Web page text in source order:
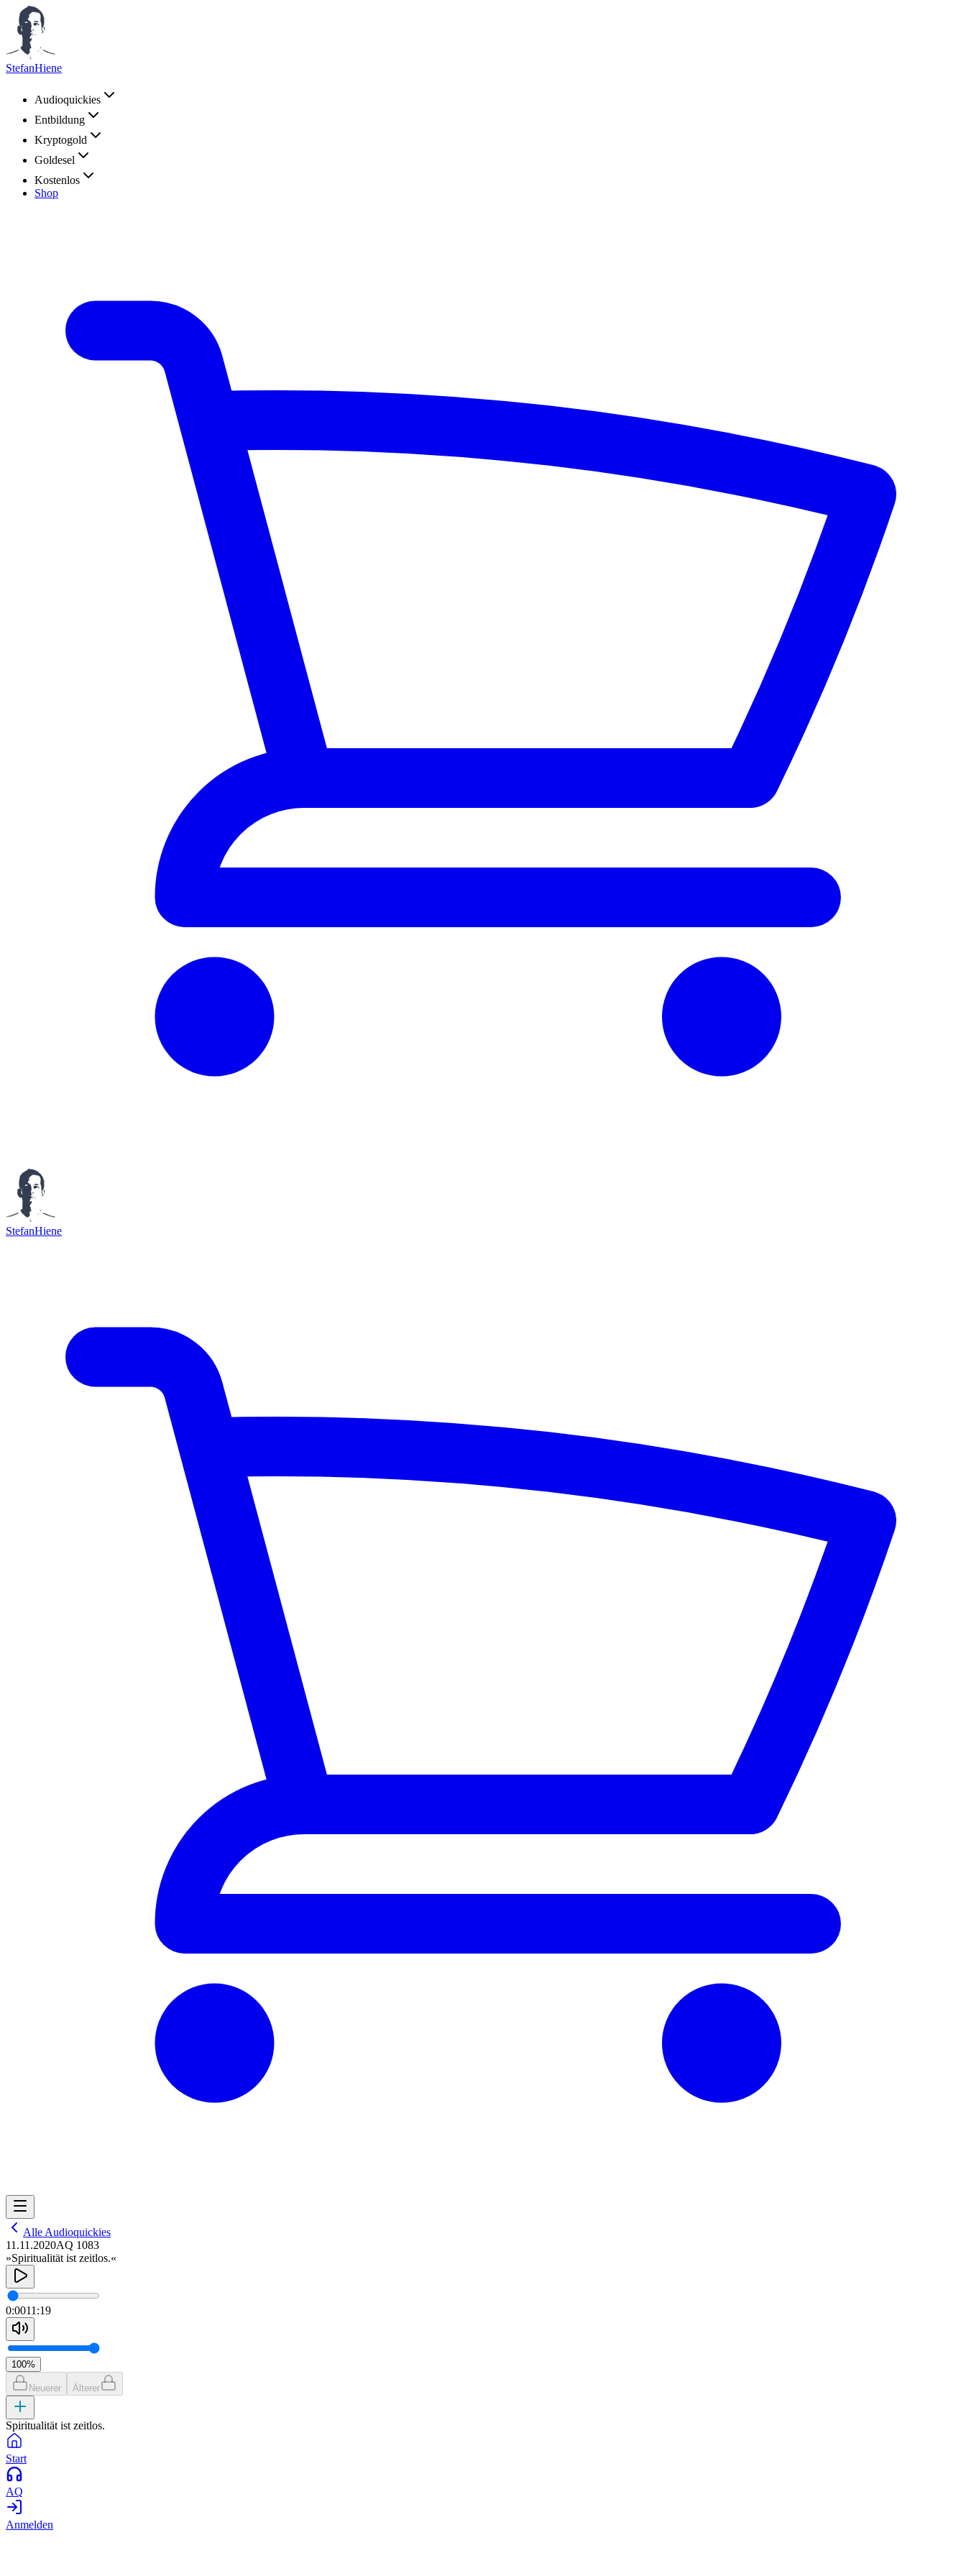
StefanHiene
Audioquickies
Entbildung
Kryptogold
Goldesel
Kostenlos
Shop
StefanHiene
Alle Audioquickies
11.11.2020AQ 1083
»Spiritualität ist zeitlos.«
0:0011:19
100%
Neuerer Älterer
Spiritualität ist zeitlos.
Start
AQ
Anmelden